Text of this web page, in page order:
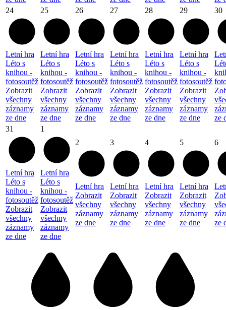
24
Letní hra
Léto s
knihou -
fotosoutěž
Zobrazit
všechny
záznamy
ze dne
25
Letní hra
Léto s
knihou -
fotosoutěž
Zobrazit
všechny
záznamy
ze dne
26
Letní hra
Léto s
knihou -
fotosoutěž
Zobrazit
všechny
záznamy
ze dne
27
Letní hra
Léto s
knihou -
fotosoutěž
Zobrazit
všechny
záznamy
ze dne
28
Letní hra
Léto s
knihou -
fotosoutěž
Zobrazit
všechny
záznamy
ze dne
29
Letní hra
Léto s
knihou -
fotosoutěž
Zobrazit
všechny
záznamy
ze dne
30
ze
31
Letní hra
Léto s
knihou -
fotosoutěž
Zobrazit
všechny
záznamy
ze dne
1
Letní hra
Léto s
knihou -
fotosoutěž
Zobrazit
všechny
záznamy
ze dne
2
Letní hra
Zobrazit
všechny
záznamy
ze dne
3
Letní hra
Zobrazit
všechny
záznamy
ze dne
4
Letní hra
Zobrazit
všechny
záznamy
ze dne
5
Letní hra
Zobrazit
všechny
záznamy
ze dne
6
ze